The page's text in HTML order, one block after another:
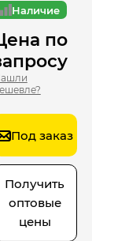
Наличие
по
Под заказ
Получить
оптовые
цены